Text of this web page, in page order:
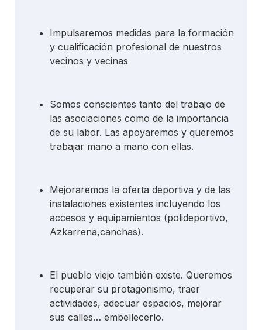
Impulsaremos medidas para la formación
y cualificación profesional de nuestros
vecinos y vecinas
Somos conscientes tanto del trabajo de
las asociaciones como de la importancia
de su labor. Las apoyaremos y queremos
trabajar mano a mano con ellas.
Mejoraremos la oferta deportiva y de las
instalaciones existentes incluyendo los
accesos y equipamientos (polideportivo,
Azkarrena,canchas).
El pueblo viejo también existe. Queremos
recuperar su protagonismo, traer
actividades, adecuar espacios, mejorar
sus calles… embellecerlo.